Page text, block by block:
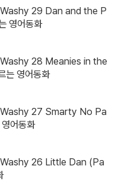
29 Dan and the P
영어동화
28 Meanies in the
영어동화
Washy 27 Smarty No Pa
어동화
Washy 26 Little Dan (Pa